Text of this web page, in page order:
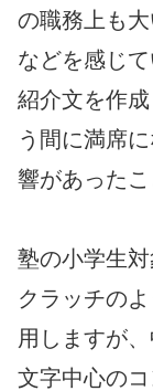
の職務上も
などを感じ
紹介文を作
う間に満席
響があったこ
塾の小学生
クラッチの
用しますが
文字中心の